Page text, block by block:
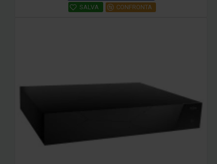
SALVA CONFRONTA